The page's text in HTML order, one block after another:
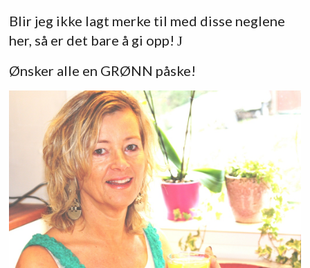
Blir jeg ikke lagt merke til med disse neglene
her, så er det bare å gi opp! J
Ønsker alle en GRØNN påske!